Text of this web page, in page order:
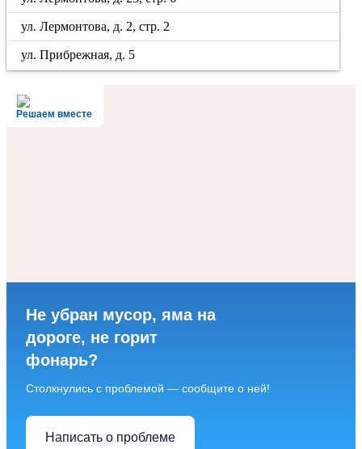
ул. Лермонтова, д. 2, стр. 2
ул. Прибрежная, д. 5
Решаем вместе
Не убран мусор, яма на
дороге, не горит
фонарь?
Столкнулись с проблемой — сообщите о ней!
Написать о проблеме